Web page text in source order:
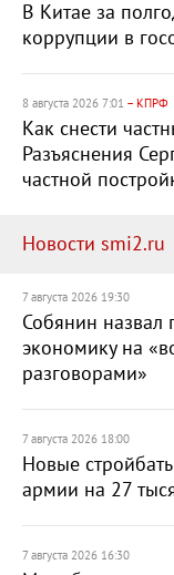
В Китае за
коррупции в
8 августа 2026 7:01 – КПРФ
Как снести
Разъяснения
частной
Новости smi2.ru
7 августа 2026 19:30
Собянин назвал
экономику на
разговорами»
7 августа 2026 18:00
Новые
армии на 27
7 августа 2026 16:30